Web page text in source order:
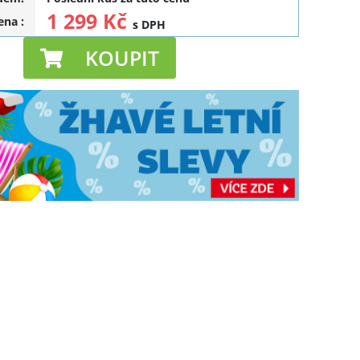
: 1 299 Kčs DPH
KOUPIT